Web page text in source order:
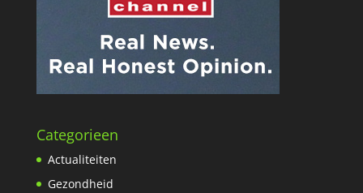
Categorieen
Actualiteiten
Gezondheid